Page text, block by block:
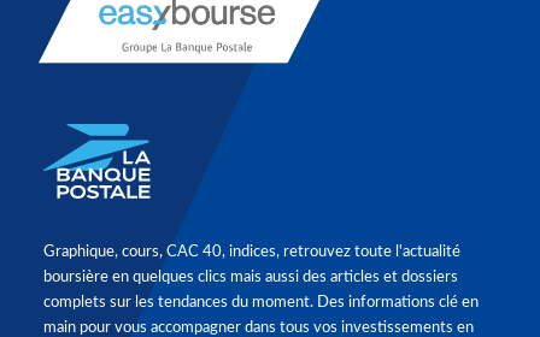
Graphique, cours, CAC 40, indices, retrouvez toute l'actualité
boursière en quelques clics mais aussi des articles et dossiers
complets sur les tendances du moment. Des informations clé en
main pour vous accompagner dans tous vos investissements en